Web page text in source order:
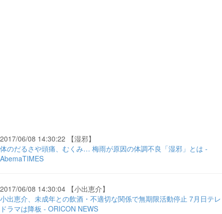
2017/06/08 14:30:22 【湿邪】
体のだるさや頭痛、むくみ… 梅雨が原因の体調不良「湿邪」とは -
AbemaTIMES
2017/06/08 14:30:04 【小出恵介】
小出恵介、未成年との飲酒・不適切な関係で無期限活動停止 7月日テレ
ドラマは降板 - ORICON NEWS